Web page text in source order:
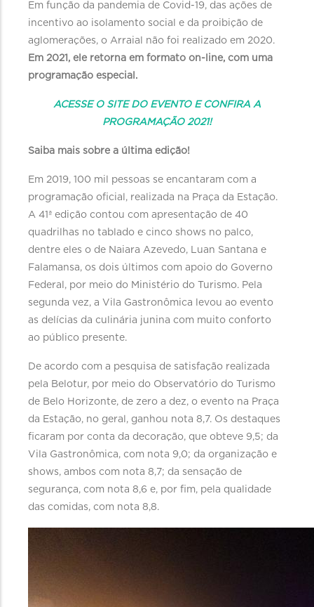
Em função da pandemia de Covid-19, das ações de
incentivo ao isolamento social e da proibição de
aglomerações, o Arraial não foi realizado em 2020.
Em 2021, ele retorna em formato on-line, com uma
programação especial.
ACESSE O SITE DO EVENTO E CONFIRA A
PROGRAMAÇÃO 2021!
Saiba mais sobre a última edição!
Em 2019, 100 mil pessoas se encantaram com a
programação oficial, realizada na Praça da Estação.
A 41ª edição contou com apresentação de 40
quadrilhas no tablado e cinco shows no palco,
dentre eles o de Naiara Azevedo, Luan Santana e
Falamansa, os dois últimos com apoio do Governo
Federal, por meio do Ministério do Turismo. Pela
segunda vez, a Vila Gastronômica levou ao evento
as delícias da culinária junina com muito conforto
ao público presente.
De acordo com a pesquisa de satisfação realizada
pela Belotur, por meio do Observatório do Turismo
de Belo Horizonte, de zero a dez, o evento na Praça
da Estação, no geral, ganhou nota 8,7. Os destaques
ficaram por conta da decoração, que obteve 9,5; da
Vila Gastronômica, com nota 9,0; da organização e
shows, ambos com nota 8,7; da sensação de
segurança, com nota 8,6 e, por fim, pela qualidade
das comidas, com nota 8,8.